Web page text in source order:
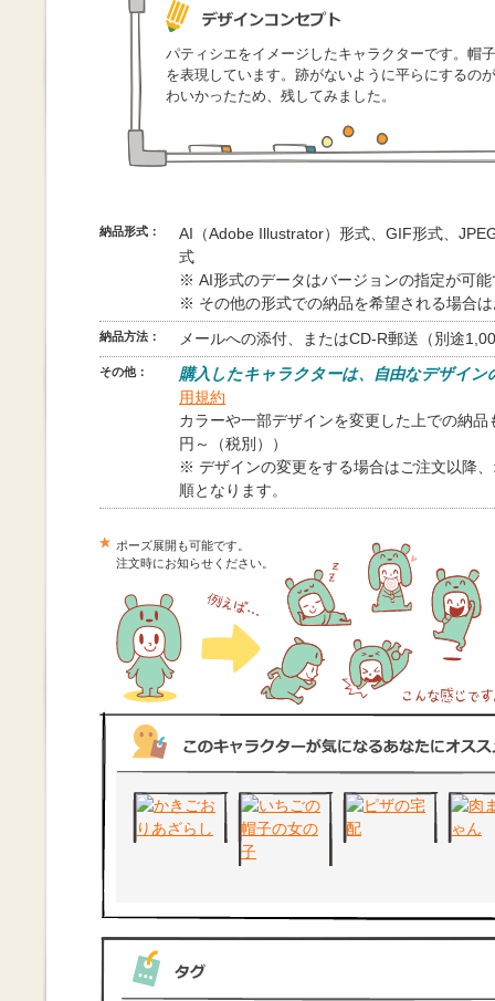
パティシエをイメージしたキャラクターです。帽
を表現しています。跡がないように平らにするの
わいかったため、残してみました。
納品形式：
AI（Adobe Illustrator）形式、GIF形式、
式
※ AI形式のデータはバージョンの指定が可能
※ その他の形式での納品を希望される場合
納品方法： メールへの添付、またはCD-R郵送（別途
その他：
購入したキャラクターは、自由なデザイン
用規約
カラーや一部デザインを変更した上での納
円～（税別））
※ デザインの変更をする場合はご注文以降
順となります。
ポーズ展開も可能です。
注文時にお知らせください。